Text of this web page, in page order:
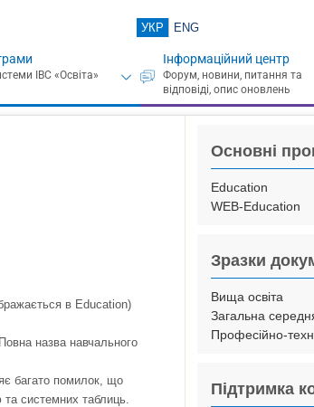
УКР ENG
Інформаційний центр
в Education)
назва навчального
багато помилок, що
та системних таблиць.
Основні
Education
WEB-Education
Зразки
Вища освіта
Загальна
Професійно-
Підтримка